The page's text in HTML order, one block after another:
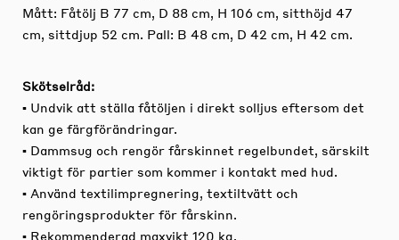
Mått: Fåtölj B 77 cm, D 88 cm, H 106 cm, sitthöjd 47
cm, sittdjup 52 cm. Pall: B 48 cm, D 42 cm, H 42 cm.
Skötselråd:
▪ Undvik att ställa fåtöljen i direkt solljus eftersom det
kan ge färgförändringar.
▪ Dammsug och rengör fårskinnet regelbundet, särskilt
viktigt för partier som kommer i kontakt med hud.
▪ Använd textilimpregnering, textiltvätt och
rengöringsprodukter för fårskinn.
▪ Rekommenderad maxvikt 120 kg.